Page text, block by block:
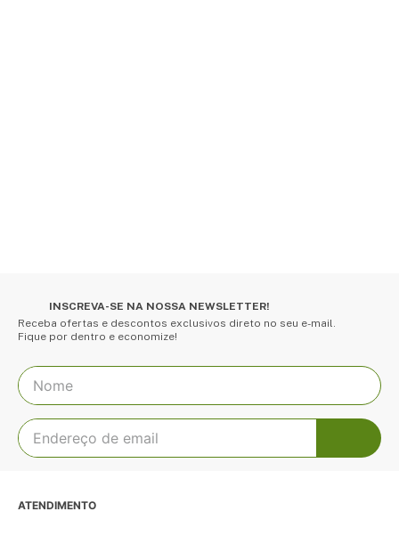
INSCREVA-SE NA NOSSA NEWSLETTER!
Receba ofertas e descontos exclusivos direto no seu e-mail.
Fique por dentro e economize!
ATENDIMENTO